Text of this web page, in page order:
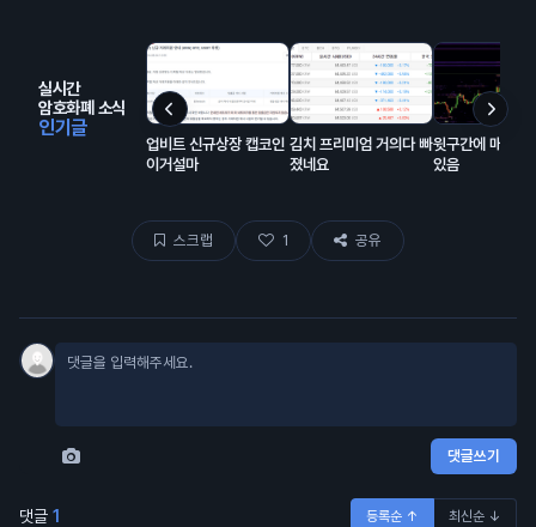
실시간
암호화폐 소식
인기글
업비트 신규상장 캡코인
이거설마
김치 프리미엄 거의다 빠
졌네요
윗구간에 매물
있음
스크랩 1 공유
댓글쓰기
댓글 1 등록순 ↑ 최신순 ↓